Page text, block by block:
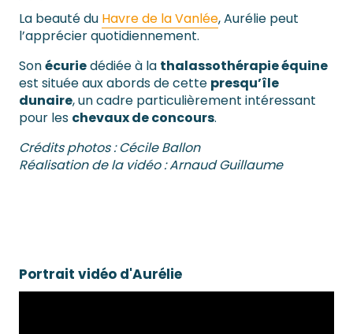
La beauté du Havre de la Vanlée, Aurélie peut
l’apprécier quotidiennement.
Sonécuriedédiée à la thalassothérapie équine
est située aux abords de cette presqu’île
dunaire, un cadre particulièrement intéressant
pour les chevaux de concours.
Crédits photos : Cécile Ballon
​Réalisation de la vidéo : Arnaud Guillaume
Portrait vidéo d'Aurélie